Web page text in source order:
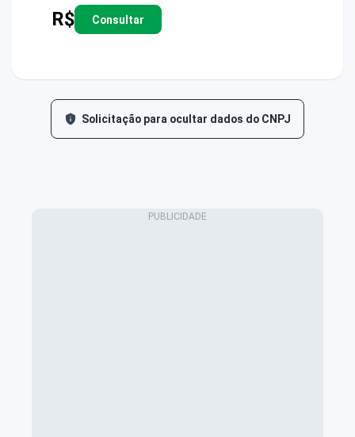
R$ Consultar
Solicitação para ocultar dados do CNPJ